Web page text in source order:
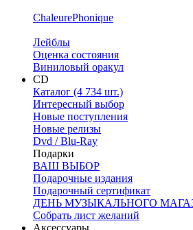
ChaleurePhonique
Лейблы
Оценка состояния
Виниловый оракул
CD
Каталог (4 734 шт.)
Интересный выбор
Новые поступления
Новые релизы
Dvd / Blu-Ray
Подарки
ВАШ ВЫБОР
Подарочные издания
Подарочный сертификат
ДЕНЬ МУЗЫКАЛЬНОГО
Собрать лист желаний